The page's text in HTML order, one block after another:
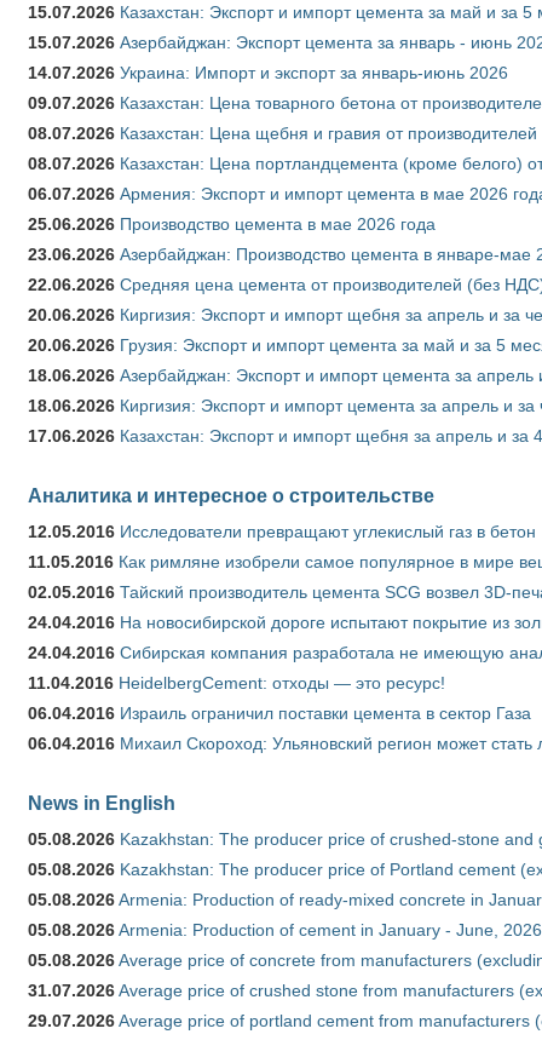
15.07.2026 Казахстан: Экспорт и импорт цемента за май и за
15.07.2026 Азербайджан: Экспорт цемента за январь - июнь
14.07.2026 Украина: Импорт и экспорт за январь-июнь 2026
09.07.2026 Казахстан: Цена товарного бетона от
08.07.2026 Казахстан: Цена щебня и гравия от
08.07.2026 Казахстан: Цена портландцемента (кроме белого)
06.07.2026 Армения: Экспорт и импорт цемента в мае 2026
25.06.2026 Производство цемента в мае 2026 года
23.06.2026 Азербайджан: Производство цемента в январе-мае
22.06.2026 Средняя цена цемента от производителей (без
20.06.2026 Киргизия: Экспорт и импорт щебня за апрель и за
20.06.2026 Грузия: Экспорт и импорт цемента за май и за 5
18.06.2026 Азербайджан: Экспорт и импорт цемента за
18.06.2026 Киргизия: Экспорт и импорт цемента за апрель и
17.06.2026 Казахстан: Экспорт и импорт щебня за апрель и за
Аналитика и интересное о строительстве
12.05.2016 Исследователи превращают углекислый газ в бетон
11.05.2016 Как римляне изобрели самое популярное в мире
02.05.2016 Тайский производитель цемента SCG возвел 3D-
24.04.2016 На новосибирской дороге испытают покрытие из
24.04.2016 Сибирская компания разработала не имеющую
11.04.2016 HeidelbergCement: отходы — это ресурс!
06.04.2016 Израиль ограничил поставки цемента в сектор Газа
06.04.2016 Михаил Скороход: Ульяновский регион может
News in English
05.08.2026 Kazakhstan: The producer price of crushed-stone and
05.08.2026 Kazakhstan: The producer price of Portland cement
05.08.2026Armenia: Production of ready-mixed concrete in
05.08.2026Armenia: Production of cement in January - June, 2026
05.08.2026Average price of concrete from manufacturers
31.07.2026Average price of crushed stone from manufacturers
29.07.2026Average price of portland cement from manufacturers